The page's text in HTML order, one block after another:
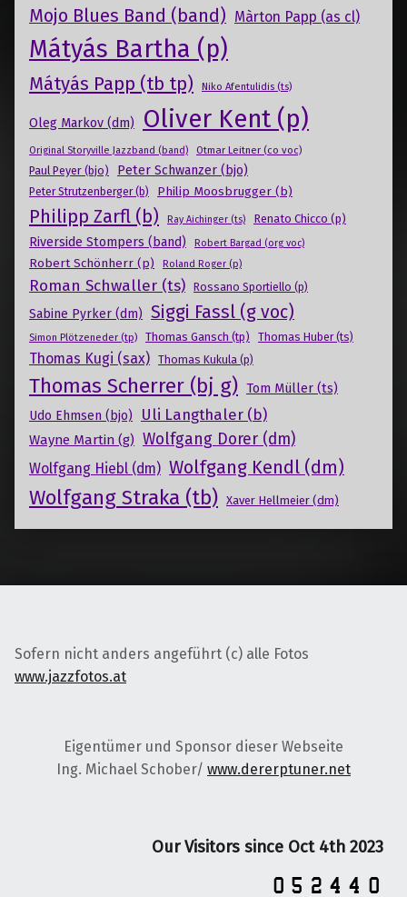
Mojo Blues Band (band) Màrton Papp (as cl)
Mátyás Bartha (p)
Mátyás Papp (tb tp) Niko Afentulidis (ts)
Oleg Markov (dm) Oliver Kent (p)
Original Storyville Jazzband (band) Otmar Leitner (co voc)
Paul Peyer (bjo) Peter Schwanzer (bjo)
Peter Strutzenberger (b) Philip Moosbrugger (b)
Philipp Zarfl (b) Ray Aichinger (ts) Renato Chicco (p)
Riverside Stompers (band) Robert Bargad (org voc)
Robert Schönherr (p) Roland Roger (p)
Roman Schwaller (ts) Rossano Sportiello (p)
Sabine Pyrker (dm) Siggi Fassl (g voc)
Simon Plötzeneder (tp) Thomas Gansch (tp) Thomas Huber (ts)
Thomas Kugi (sax) Thomas Kukula (p)
Thomas Scherrer (bj g) Tom Müller (ts)
Udo Ehmsen (bjo)
Uli Langthaler (b)
Wayne Martin (g) Wolfgang Dorer (dm)
Wolfgang Hiebl (dm) Wolfgang Kendl (dm)
Wolfgang Straka (tb) Xaver Hellmeier (dm)
Sofern nicht anders angeführt (c) alle Fotos
www.jazzfotos.at
Eigentümer und Sponsor dieser Webseite
Ing. Michael Schober/ www.dererptuner.net
Our Visitors since Oct 4th 2023